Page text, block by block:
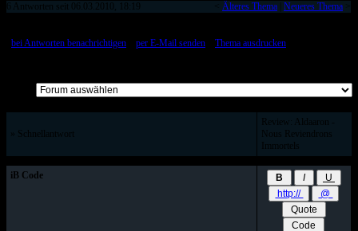
6 Antworten seit 06.03.2010, 18:19 Älteres Thema| Neueres Thema>
bei Antworten benachrichtigen:: per E-Mail senden:: Thema ausdrucken]
» Schnellantwort
Review: Aldaaron -
Nous Reviendrons
Immortels
iB Code